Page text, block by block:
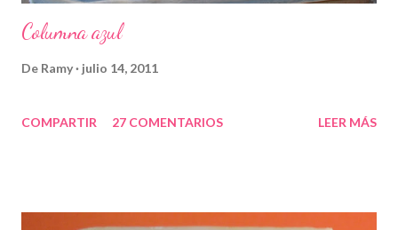
Columna azul
De Ramy julio 14, 2011
COMPARTIR 27 COMENTARIOS LEER MÁS